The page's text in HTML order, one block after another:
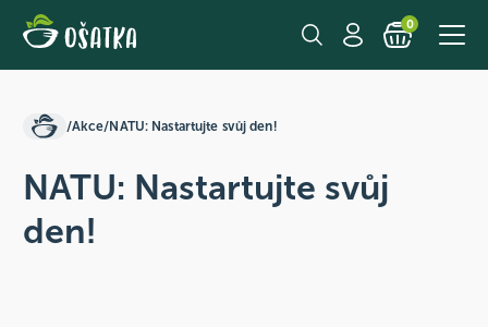
0
/Akce/NATU: Nastartujte svůj den!
NATU: Nastartujte svůj
den!